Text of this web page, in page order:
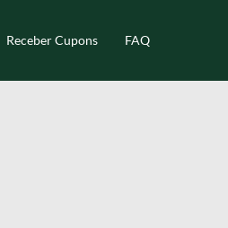
Receber Cupons FAQ